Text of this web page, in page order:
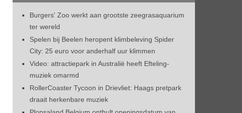
Burgers' Zoo werkt aan grootste zeegrasaquarium
ter wereld
Spelen bij Beelen heropent klimbeleving Spider
City: 25 euro voor anderhalf uur klimmen
Video: attractiepark in Australië heeft Efteling-
muziek omarmd
RollerCoaster Tycoon in Drievliet: Haags pretpark
draait herkenbare muziek